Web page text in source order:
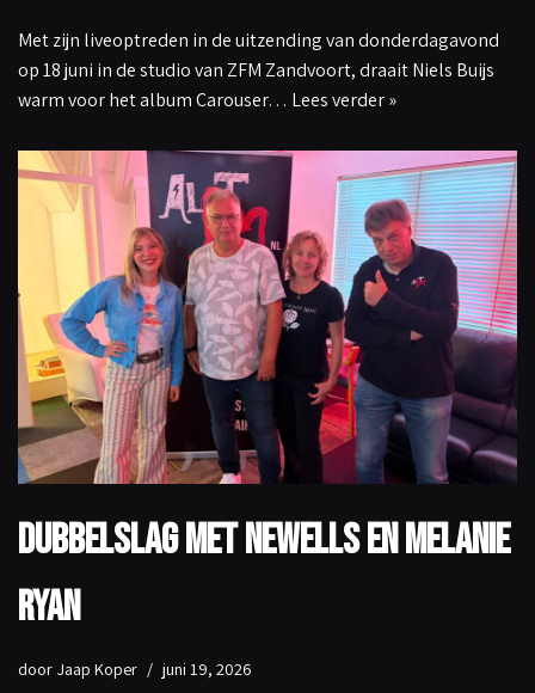
Met zijn liveoptreden in de uitzending van donderdagavond
op 18 juni in de studio van ZFM Zandvoort, draait Niels Buijs
warm voor het album Carouser… Lees verder »
Dubbelslag met Newells en Melanie
Ryan
door Jaap Koper juni 19, 2026